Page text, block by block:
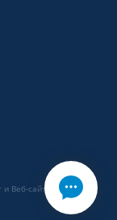
Веб-сайт.